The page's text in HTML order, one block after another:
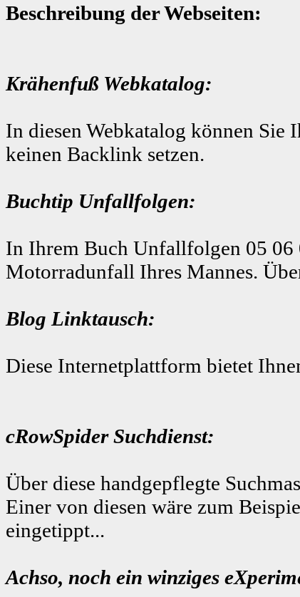
Beschreibung der Webseiten:
Krähenfuß Webkatalog:
In diesen Webkatalog können Sie
keinen Backlink setzen.
Buchtip Unfallfolgen:
In Ihrem Buch Unfallfolgen 05 06
Motorradunfall Ihres Mannes.
Blog Linktausch:
Diese Internetplattform bietet
cRowSpider Suchdienst:
Über diese handgepflegte
Einer von diesen wäre zum
eingetippt...
Achso, noch ein winziges